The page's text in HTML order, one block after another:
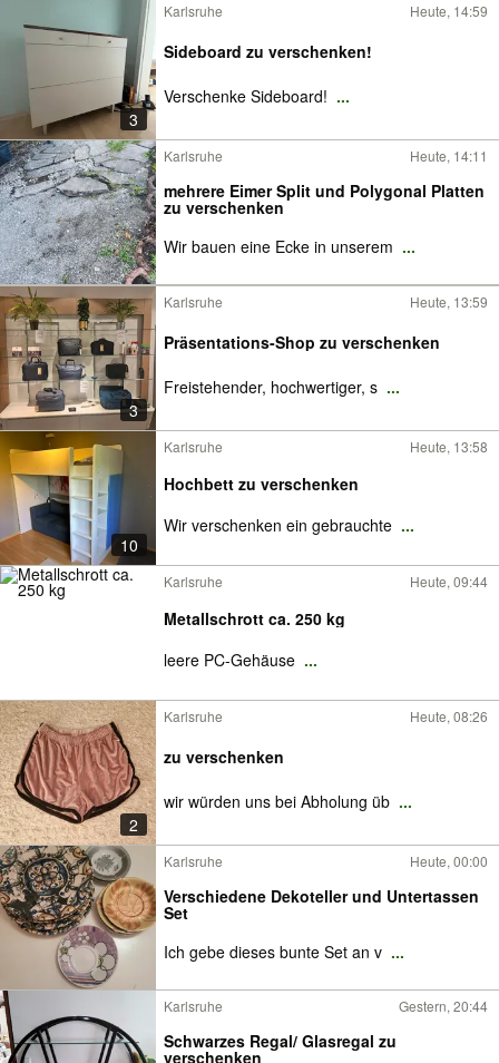
3
Karlsruhe Heute, 14:59
Sideboard zu verschenken!
Verschenke Sideboard! ...
Karlsruhe Heute, 14:11
mehrere Eimer Split und Polygonal Platten
zu verschenken
Wir bauen eine Ecke in unserem ...
3
Karlsruhe Heute, 13:59
Präsentations-Shop zu verschenken
Freistehender, hochwertiger, s ...
10
Karlsruhe Heute, 13:58
Hochbett zu verschenken
Wir verschenken ein gebrauchte ...
Karlsruhe Heute, 09:44
Metallschrott ca. 250 kg
leere PC-Gehäuse ...
2
Karlsruhe Heute, 08:26
zu verschenken
wir würden uns bei Abholung üb ...
Karlsruhe Heute, 00:00
Verschiedene Dekoteller und Untertassen
Set
Ich gebe dieses bunte Set an v ...
Karlsruhe Gestern, 20:44
Schwarzes Regal/ Glasregal zu
verschenken